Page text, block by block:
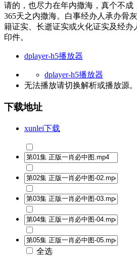
请的，也尽力在年内撒海，真个不成
365天之内撒海。白事经办人承办骨
籍证实、长逝证实或火化证实及经办
印件。
dplayer-h5播放器
dplayer-h5播放器
无法播放请切换解析或播放源。
下载地址
xunlei下载
全选